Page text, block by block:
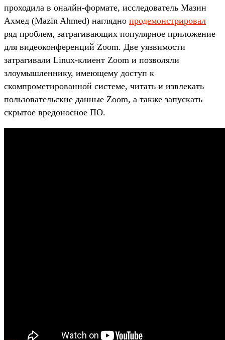
проходила в оналйн-формате, исследователь Мазин
Ахмед (Mazin Ahmed) наглядно продемонстрировал
ряд проблем, затрагивающих популярное приложение
для видеоконференций Zoom. Две уязвимости
затрагивали Linux-клиент Zoom и позволяли
злоумышленнику, имеющему доступ к
скомпрометированной системе, читать и извлекать
пользовательские данные Zoom, а также запускать
скрытое вредоносное ПО.